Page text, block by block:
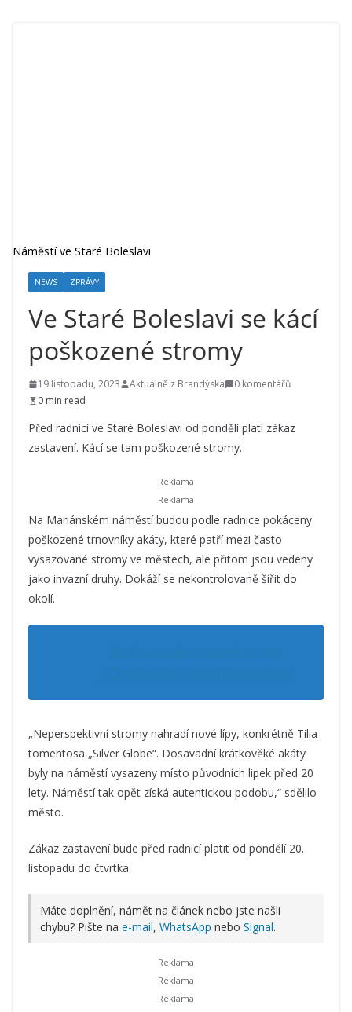
Náměstí ve Staré Boleslavi
NEWS ZPRÁVY
Ve Staré Boleslavi se kácí
poškozené stromy
19 listopadu, 2023 Aktuálně z Brandýska
0 komentářů
0 min read
Před radnicí ve Staré Boleslavi od pondělí platí zákaz
zastavení. Kácí se tam poškozené stromy.
Na Mariánském náměstí budou podle radnice pokáceny
poškozené trnovníky akáty, které patří mezi často
vysazované stromy ve městech, ale přitom jsou vedeny
jako invazní druhy. Dokáží se nekontrolovaně šířit do
okolí.
„Neperspektivní stromy nahradí nové lípy, konkrétně Tilia
tomentosa „Silver Globe“. Dosavadní krátkověké akáty
byly na náměstí vysazeny místo původních lipek před 20
lety. Náměstí tak opět získá autentickou podobu,“ sdělilo
město.
Zákaz zastavení bude před radnicí platit od pondělí 20.
listopadu do čtvrtka.
Máte doplnění, námět na článek nebo jste našli
chybu? Pište na e-mail, WhatsApp nebo Signal.